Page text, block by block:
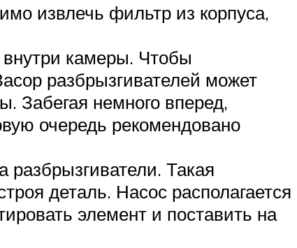
извлечь фильтр из корпуса,
внутри камеры. Чтобы
разбрызгивателей может
Забегая немного вперед,
очередь рекомендовано
разбрызгиватели. Такая
деталь. Насос располагается
элемент и поставить на